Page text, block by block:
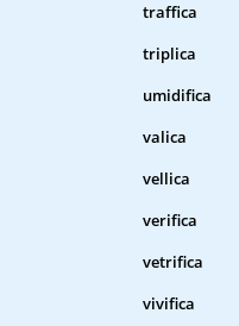
traffica
triplica
umidifica
valica
vellica
verifica
vetrifica
vivifica